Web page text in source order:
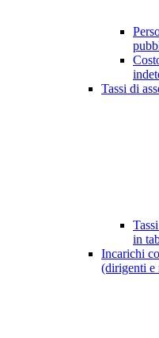
Tassi di
in
Incarichi
(dirigenti e